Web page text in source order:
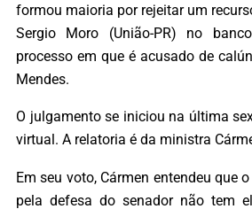
formou maioria por rejeitar um
Sergio Moro (União-PR) no
processo em que é acusado de
Mendes.
O julgamento se iniciou na última
virtual. A relatoria é da ministra
Em seu voto, Cármen entendeu que
pela defesa do senador não tem